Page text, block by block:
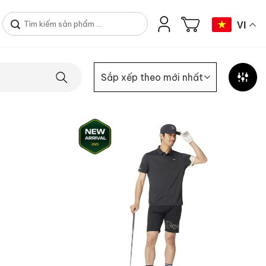
Tìm
kiếm:
VI